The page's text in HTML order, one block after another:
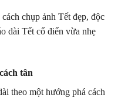
chụp ảnh Tết đẹp, độc
dài Tết cổ điển vừa nhẹ
tân
theo một hướng phá cách